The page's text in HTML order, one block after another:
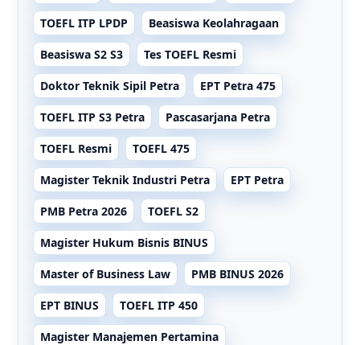
TOEFL ITP LPDP Beasiswa Keolahragaan
Beasiswa S2 S3 Tes TOEFL Resmi
Doktor Teknik Sipil Petra EPT Petra 475
TOEFL ITP S3 Petra Pascasarjana Petra
TOEFL Resmi TOEFL 475
Magister Teknik Industri Petra EPT Petra
PMB Petra 2026 TOEFL S2
Magister Hukum Bisnis BINUS
Master of Business Law PMB BINUS 2026
EPT BINUS TOEFL ITP 450
Magister Manajemen Pertamina